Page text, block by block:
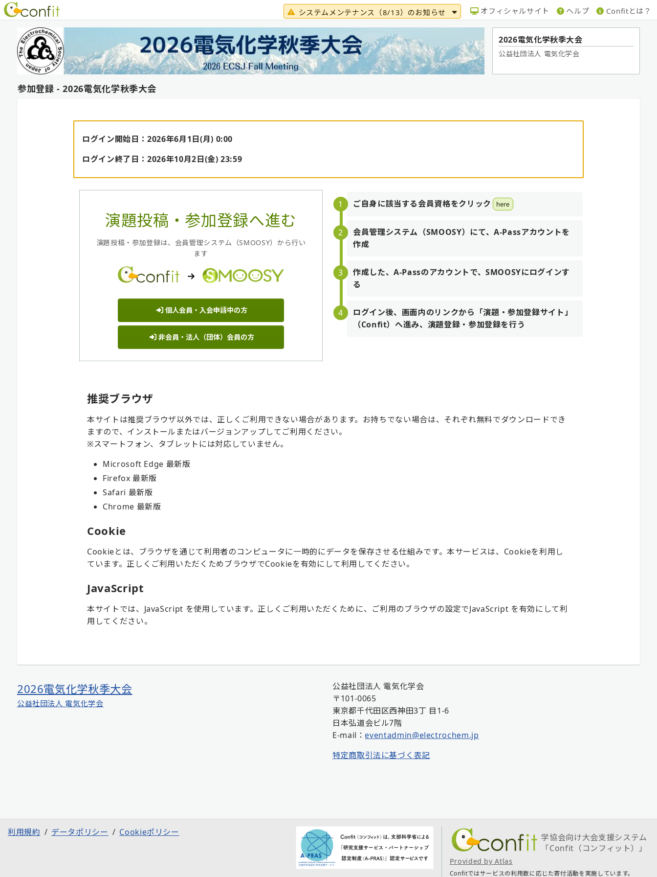
システムメンテナンス（8/13）のお知らせ オフィシャルサイト ヘルプ Confitとは？
2026電気化学秋季大会
公益社団法人 電気化学会
参加登録 - 2026電気化学秋季大会
ログイン開始日：2026年6月1日(月) 0:00
ログイン終了日：2026年10月2日(金) 23:59
演題投稿・参加登録へ進む
演題投稿・参加登録は、会員管理システム（SMOOSY）から行い
ます
個人会員・入会申請中の方
非会員・法人（団体）会員の方
ご自身に該当する会員資格をクリック here
会員管理システム（SMOOSY）にて、A-Passアカウントを
作成
作成した、A-Passのアカウントで、SMOOSYにログインす
る
ログイン後、画面内のリンクから「演題・参加登録サイト」
（Confit）へ進み、演題登録・参加登録を行う
推奨ブラウザ
本サイトは推奨ブラウザ以外では、正しくご利用できない場合があります。お持ちでない場合は、それぞれ無料でダウンロードでき
ますので、インストールまたはバージョンアップしてご利用ください。
※スマートフォン、タブレットには対応していません。
Microsoft Edge 最新版
Firefox 最新版
Safari 最新版
Chrome 最新版
Cookie
Cookieとは、ブラウザを通じて利用者のコンピュータに一時的にデータを保存させる仕組みです。本サービスは、Cookieを利用し
ています。正しくご利用いただくためブラウザでCookieを有効にして利用してください。
JavaScript
本サイトでは、JavaScript を使用しています。正しくご利用いただくために、ご利用のブラウザの設定でJavaScript を有効にして利
用してください。
2026電気化学秋季大会
公益社団法人 電気化学会
公益社団法人 電気化学会
〒101-0065
東京都千代田区西神田3丁 目1-6
日本弘道会ビル7階
E-mail： eventadmin@electrochem.jp
特定商取引法に基づく表記
利用規約 データポリシー Cookieポリシー
学協会向け大会支援システム
「Confit（コンフィット）」
Provided by Atlas
Confitではサービスの利用数に応じた寄付活動を実施しています。